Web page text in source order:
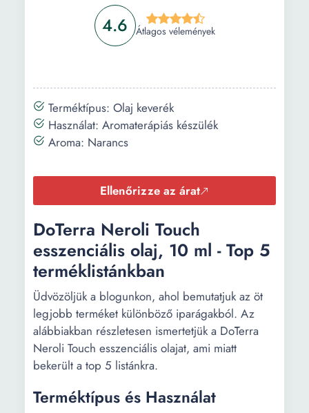
4.6 Átlagos vélemények
Terméktípus: Olaj keverék
Használat: Aromaterápiás készülék
Aroma: Narancs
Ellenőrizze az árat
DōTerra Neroli Touch
esszenciális olaj, 10 ml - Top 5
terméklistánkban
Üdvözöljük a blogunkon, ahol bemutatjuk az öt
legjobb terméket különböző iparágakból. Az
alábbiakban részletesen ismertetjük a DōTerra
Neroli Touch esszenciális olajat, ami miatt
bekerült a top 5 listánkra.
Terméktípus és Használat